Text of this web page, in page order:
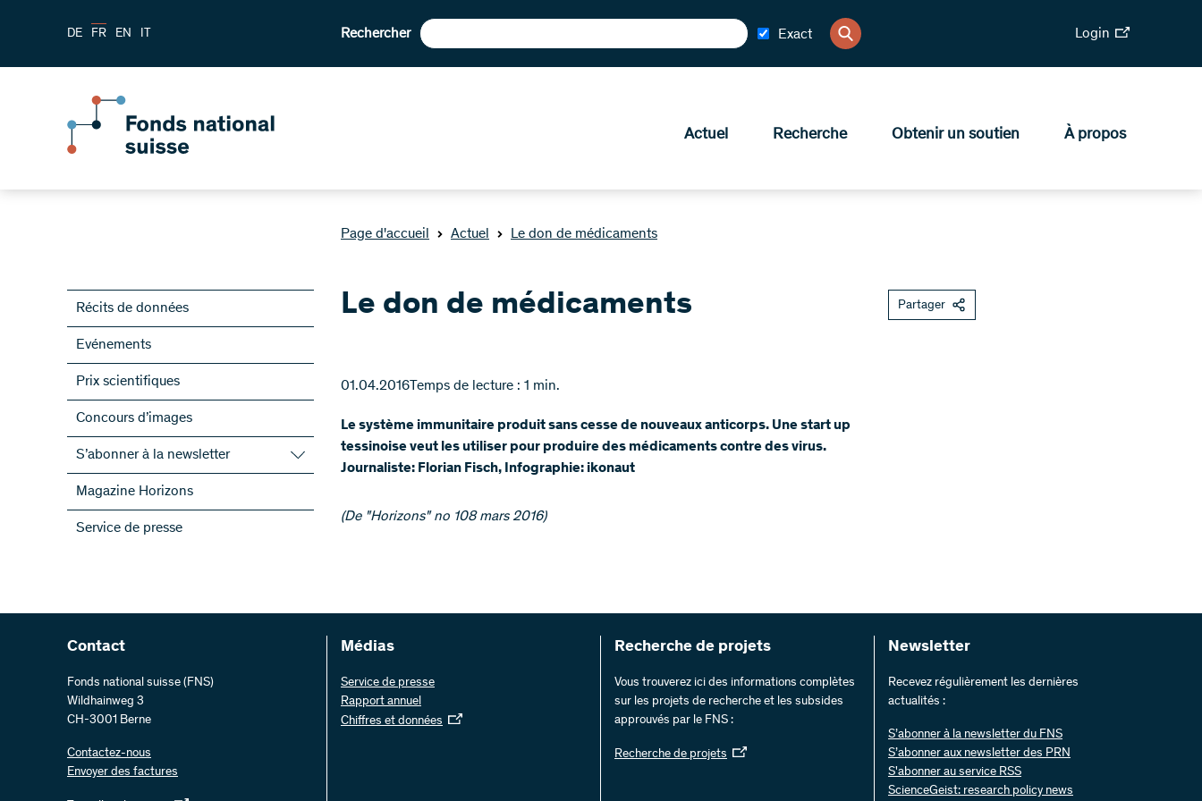
DE FR EN IT Rechercher Exact Login
Actuel Recherche Obtenir un soutien À propos
Page d'accueil Actuel Le don de médicaments
Récits de données
Evénements
Prix scientifiques
Concours d’images
S’abonner à la newsletter
S’abonner à la newsletter du FNS
S’abonner aux newsletter des PRN
ScienceGeist
Magazine Horizons
Service de presse
Le don de médicaments
01.04.2016 Temps de lecture : 1 min.
Le système immunitaire produit sans cesse de nouveaux anticorps. Une start up
tessinoise veut les utiliser pour produire des médicaments contre des virus.
Journaliste: Florian Fisch, Infographie: ikonaut
(De "Horizons" no 108 mars 2016)​​​​​​
Partager
Contact
Fonds national suisse (FNS)
Wildhainweg 3
CH-3001 Berne
Contactez-nous
Envoyer des factures
Médias
Service de presse
Rapport annuel
Chiffres et données
Recherche de projets
Vous trouverez ici des informations complètes
sur les projets de recherche et les subsides
approuvés par le FNS :
Recherche de projets
Newsletter
Recevez régulièrement les dernières
actualités :
S’abonner à la newsletter du FNS
S’abonner aux newsletter des PRN
S'abonner au service RSS
ScienceGeist: research policy news